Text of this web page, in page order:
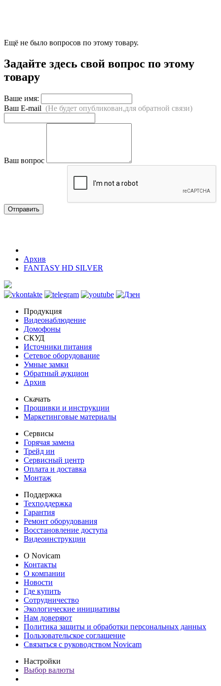
Ещё не было вопросов по этому товару.
Задайте здесь свой вопрос по этому
товару
Ваше имя:
Ваш E-mail (Не будет опубликован,для обратной связи)
Ваш вопрос
Отправить
Архив
FANTASY HD SILVER
Продукция
Видеонаблюдение
Домофоны
СКУД
Источники питания
Сетевое оборудование
Умные замки
Обратный аукцион
Архив
Скачать
Прошивки и инструкции
Маркетинговые материалы
Сервисы
Горячая замена
Трейд ин
Сервисный центр
Оплата и доставка
Монтаж
Поддержка
Техподдержка
Гарантия
Ремонт оборудования
Восстановление доступа
Видеоинструкции
О Novicam
Контакты
О компании
Новости
Где купить
Сотрудничество
Экологические инициативы
Нам доверяют
Политика защиты и обработки персональных данных
Пользовательское соглашение
Связаться с руководством Novicam
Настройки
Выбор валюты